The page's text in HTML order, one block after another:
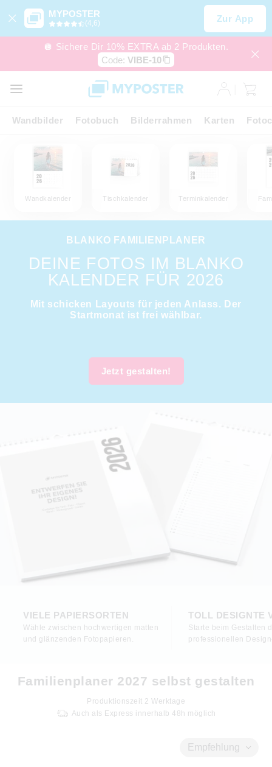
MYPOSTER
(4,6) Zur App
🪩 Sichere Dir 10% EXTRA ab 2 Produkten.
Code: VIBE-10
Wandbilder Fotobuch Bilderrahmen Karten
Wandkalender Tischkalender Terminkalender
BLANKO FAMILIENPLANER
DEINE FOTOS IM BLANKO
KALENDER FÜR 2026
Mit schicken Layouts für jeden Anlass. Der
Startmonat ist frei wählbar.
Jetzt gestalten!
VIELE PAPIERSORTEN
Wähle zwischen hochwertigen matten
und glänzenden Fotopapieren.
TOLL DESIGNTE
Starte beim Gestalten
professionellen
Familienplaner 2027 selbst gestalten
Produktionszeit 2 Werktage
Auch als Express innerhalb 48h möglich
Empfehlung